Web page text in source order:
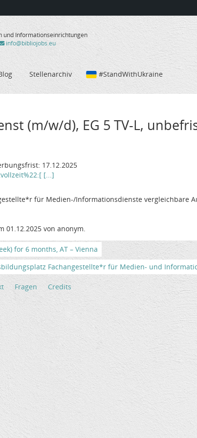
und Informationseinrichtungen
info@bibliojobs.eu
Stellenarchiv #StandWithUkraine
(m/w/d), EG 5 TV-L,
17.12.2025
[...]
für Medien-/Informationsdienste vergleichbare
01.12.2025 von anonym.
for 6 months, AT – Vienna
Fachangestellte*r für Medien- und
Fragen Credits